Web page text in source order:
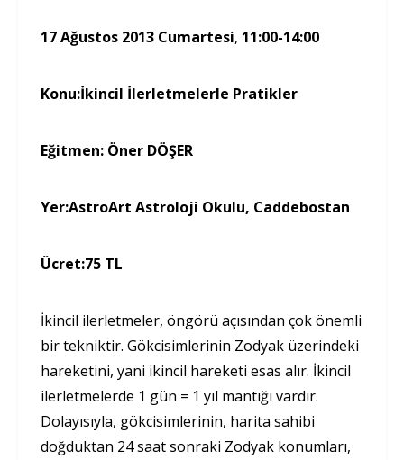
17 Ağustos 2013 Cumartesi, 11:00-14:00
Konu:İkincil İlerletmelerle Pratikler
Eğitmen: Öner DÖŞER
Yer:AstroArt Astroloji Okulu, Caddebostan
Ücret:75 TL
İkincil ilerletmeler, öngörü açısından çok önemli
bir tekniktir. Gökcisimlerinin Zodyak üzerindeki
hareketini, yani ikincil hareketi esas alır. İkincil
ilerletmelerde 1 gün = 1 yıl mantığı vardır.
Dolayısıyla, gökcisimlerinin, harita sahibi
doğduktan 24 saat sonraki Zodyak konumları,